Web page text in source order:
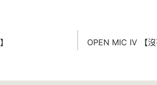
OPEN MIC IV 【